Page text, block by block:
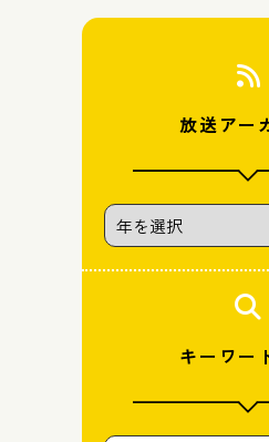
放送アー
キーワー